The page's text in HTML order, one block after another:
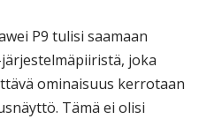
P9 tulisi saamaan
joka
ominaisuus kerrotaan
Tämä ei olisi